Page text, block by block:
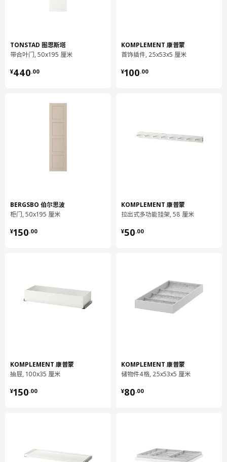
净重
3.10 公斤
容量
14.9 公升
重量
3.75 公斤
KOMPLEMENT 康普蒙
拉出式托盘鞋子收纳件
净重
0.38 公斤
容量
20.9 公升
保养说明和环境和材料
环境和材料
拉出式托盘
纤维板, 纸制贴膜, 塑料封边
TONSTAD 图恩斯塔
带合叶门, 50x195 厘米
¥440.00
¥ 440.00
BERGSBO 伯尔思波
柜门, 50x195 厘米
¥150.00
¥ 150.00
KOMPLEMENT 康普蒙
抽屉, 100x35 厘米
¥150.00
¥ 150.00
KOMPLEMENT 康普蒙
首饰插件, 25x53x5 厘米
¥100.00
¥ 100.00
KOMPLEMENT 康普蒙
拉出式多功能挂架, 58 厘米
¥50.00
¥ 50.00
KOMPLEMENT 康普蒙
储物件4格, 25x53x5 厘米
¥80.00
¥ 80.00